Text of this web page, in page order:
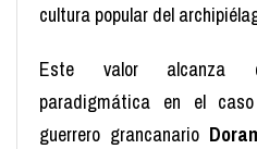
cultura popular del
Este valor alcanza
paradigmática en el
guerrero grancanario